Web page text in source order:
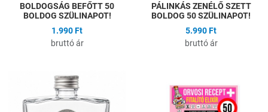
BOLDOGSÁG BEFŐTT 50
BOLDOG SZÜLINAPOT!
1.990 Ft
bruttó ár
PÁLINKÁS ZENÉLŐ SZETT
BOLDOG 50 SZÜLINAPOT!
5.990 Ft
bruttó ár
Összehasonlítás